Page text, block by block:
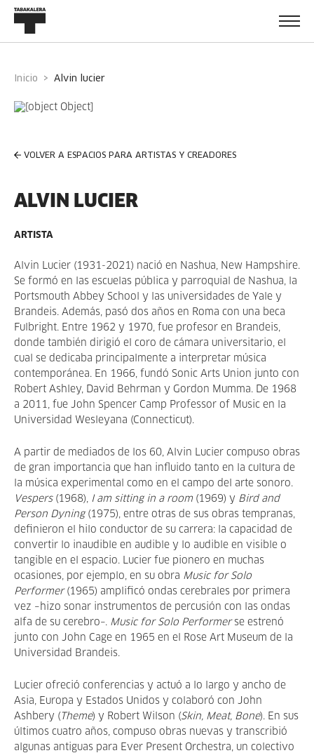
Inicio alvin lucier
VOLVER A ESPACIOS PARA ARTISTAS Y CREADORES
ALVIN LUCIER
ARTISTA
Alvin Lucier (1931-2021) nació en Nashua, New Hampshire.
Se formó en las escuelas pública y parroquial de Nashua, la
Portsmouth Abbey School y las universidades de Yale y
Brandeis. Además, pasó dos años en Roma con una beca
Fulbright. Entre 1962 y 1970, fue profesor en Brandeis,
donde también dirigió el coro de cámara universitario, el
cual se dedicaba principalmente a interpretar música
contemporánea. En 1966, fundó Sonic Arts Union junto con
Robert Ashley, David Behrman y Gordon Mumma. De 1968
a 2011, fue John Spencer Camp Professor of Music en la
Universidad Wesleyana (Connecticut).
A partir de mediados de los 60, Alvin Lucier compuso obras
de gran importancia que han influido tanto en la cultura de
la música experimental como en el campo del arte sonoro.
Vespers(1968), I am sitting in a room (1969) y Bird and
Person Dyning(1975), entre otras de sus obras tempranas,
definieron el hilo conductor de su carrera: la capacidad de
convertir lo inaudible en audible y lo audible en visible o
tangible en el espacio. Lucier fue pionero en muchas
ocasiones, por ejemplo, en su obra Music for Solo
Performer(1965) amplificó ondas cerebrales por primera
vez –hizo sonar instrumentos de percusión con las ondas
alfa de su cerebro–. Music for Solo Performer se estrenó
junto con John Cage en 1965 en el Rose Art Museum de la
Universidad Brandeis.
Lucier ofreció conferencias y actuó a lo largo y ancho de
Asia, Europa y Estados Unidos y colaboró con John
Ashbery ( Theme) y Robert Wilson (Skin, Meat, Bone). En sus
últimos cuatro años, compuso obras nuevas y transcribió
algunas antiguas para Ever Present Orchestra, un colectivo